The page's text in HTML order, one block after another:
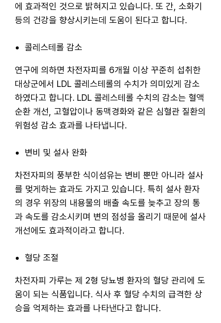
에 효과적인 것으로 밝혀지고 있습니다. 또 간, 소화기
등의 건강을 향상시키는데 도움이 된다고 합니다.
콜레스테롤 감소
연구에 의하면 차전자피를 6개월 이상 꾸준히 섭취한
대상군에서 LDL 콜레스테롤의 수치가 의미있게 감소
하였다고 합니다. LDL 콜레스테롤 수치의 감소는 혈액
순환 개선, 고혈압이나 동맥경화와 같은 심혈관 질환의
위험성 감소 효과를 나타냅니다.
변비 및 설사 완화
차전자피의 풍부한 식이섬유는 변비 뿐만 아니라 설사
를 멎게하는 효과도 가지고 있습니다. 특히 설사 환자
의 경우 위장의 내용물의 배출 속도를 늦추고 장의 통
과 속도를 감소시키며 변의 점성을 올리기 때문에 설사
개선에도 효과적이라고 합니다.
혈당 조절
차전자피 가루는 제 2형 당뇨병 환자의 혈당 관리에 도
움이 되는 식품입니다. 식사 후 혈당 수치의 급격한 상
승을 억제하는 효과를 나타낸다고 합니다.